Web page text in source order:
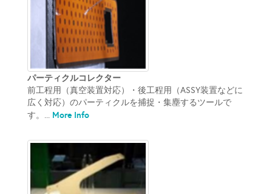
パーティクルコレクター
前工程用（真空装置対応）・後工程用（ASSY装置などに
広く対応）のパーティクルを捕捉・集塵するツールで
す。... More Info